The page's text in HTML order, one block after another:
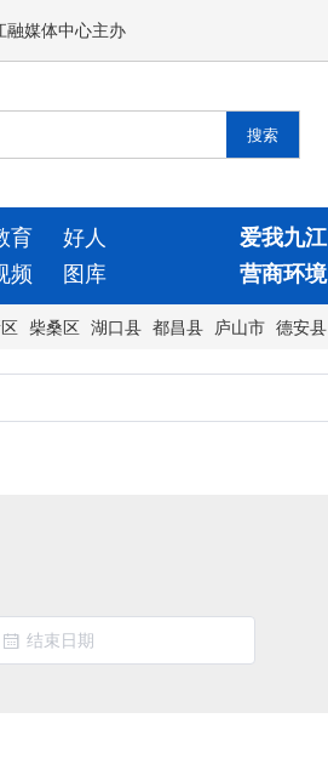
融媒体中心主办
育 好人 爱我九江
频 图库 营商环境
柴桑区 湖口县 都昌县 庐山市 德安县